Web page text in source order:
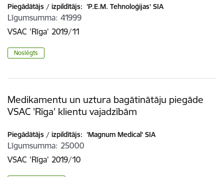
Piegādātājs / izpildītājs: 'P.E.M. Tehnoloģijas' SIA
Līgumsumma 41999
VSAC 'Rīga' 2019/11
Noslēgts
Medikamentu un uztura bagātinātāju piegāde
VSAC 'Rīga' klientu vajadzībām
Piegādātājs / izpildītājs: 'Magnum Medical' SIA
Līgumsumma 25000
VSAC 'Rīga' 2019/10